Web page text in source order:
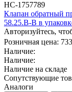
НС-1757789
Клапан обратный
58.25.В-В в
Авторизуйтесь,
Розничная цена:
Наличие:
Наличие:
Наличие на складе
Сопутствующие
Аналоги